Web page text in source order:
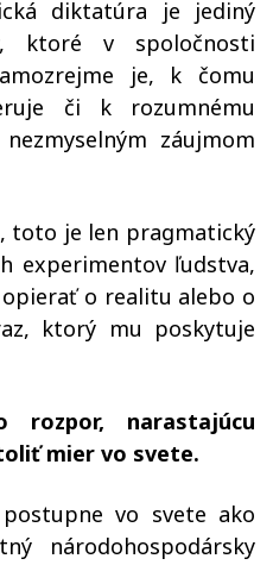
diktatúra je jediný
ktoré v spoločnosti
je, k čomu
či k rozumnému
záujmom
toto je len pragmatický
experimentov ľudstva,
o realitu alebo o
ktorý mu poskytuje
narastajúcu
mier vo svete.
vo svete ako
národohospodársky